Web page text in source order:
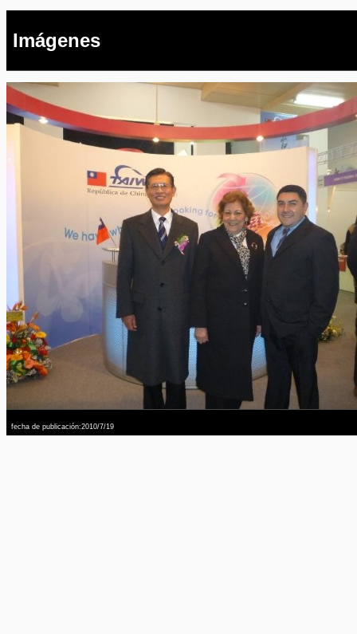
Imágenes
fecha de publicación:2010/7/19